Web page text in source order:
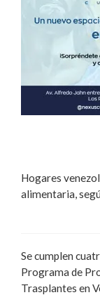
Hogares
alimentaria,
Se cumplen
Programa de
Trasplantes en